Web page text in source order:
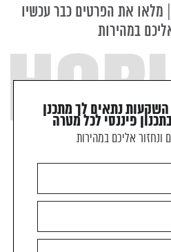
את הפרטים כבר עכשיו
במהירות
השקעות נתאים לך מתכנן
פיננסי לכל מטרה
אליכם במהירות